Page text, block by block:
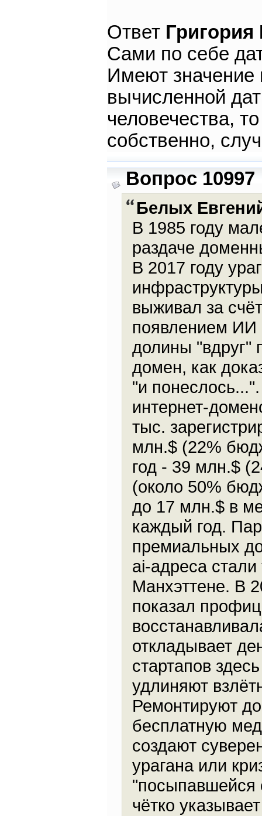
Ответ
Сами по себе
Имеют значение
вычисленной
человечества,
собственно,
Вопрос 10997
Белых
В 1985 году
раздаче
В 2017 году
выживал за
появлением ИИ
долины "вдруг"
домен, как
"и
интернет-
тыс.
млн.$ (22%
год - 39 млн.$
(около 50%
до 17 млн.$ в
каждый год.
премиальных
ai-адреса стали
Манхэттене. В
показал
откладывает
стартапов
удлиняют
Ремонтируют
бесплатную
создают
урагана или
"посыпавшейся
чётко